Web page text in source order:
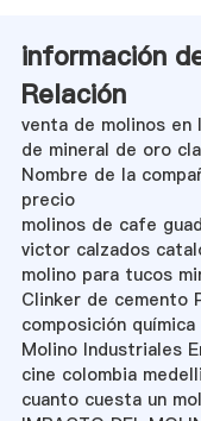
información
Relación
venta de molinos en
de mineral de oro
Nombre de la
precio
molinos de cafe
victor calzados
molino para tucos
Clinker de cemento
composición química
Molino Industriales
cine colombia
cuanto cuesta un